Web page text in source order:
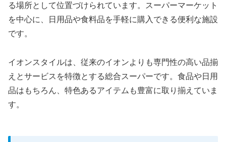
る場所として位置づけられています。スーパーマーケット
を中心に、日用品や食料品を手軽に購入できる便利な施設
です。
イオンスタイルは、従来のイオンよりも専門性の高い品揃
えとサービスを特徴とする総合スーパーです。食品や日用
品はもちろん、特色あるアイテムも豊富に取り揃えていま
す。